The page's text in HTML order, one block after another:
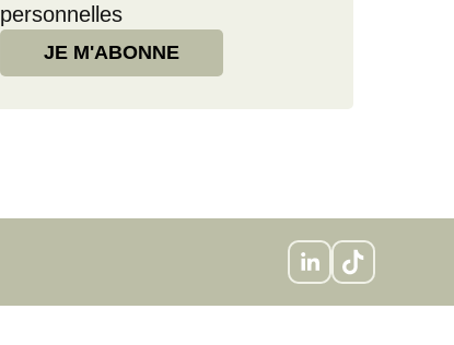
personnelles